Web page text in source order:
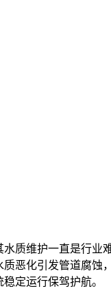
维护一直是行业
恶化引发管道腐
定运行保驾护航。